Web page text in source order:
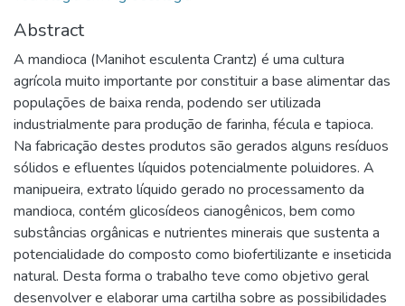
Abstract
A mandioca (Manihot esculenta Crantz) é uma cultura
agrícola muito importante por constituir a base alimentar das
populações de baixa renda, podendo ser utilizada
industrialmente para produção de farinha, fécula e tapioca.
Na fabricação destes produtos são gerados alguns resíduos
sólidos e efluentes líquidos potencialmente poluidores. A
manipueira, extrato líquido gerado no processamento da
mandioca, contém glicosídeos cianogênicos, bem como
substâncias orgânicas e nutrientes minerais que sustenta a
potencialidade do composto como biofertilizante e inseticida
natural. Desta forma o trabalho teve como objetivo geral
desenvolver e elaborar uma cartilha sobre as possibilidades